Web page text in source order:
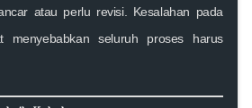
atau perlu revisi. Kesalahan pada
menyebabkan seluruh proses harus